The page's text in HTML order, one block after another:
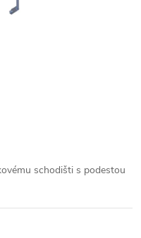
schodišti s podestou